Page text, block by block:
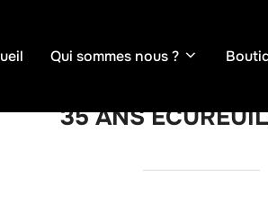
Qui sommes nous ?
35 ANS